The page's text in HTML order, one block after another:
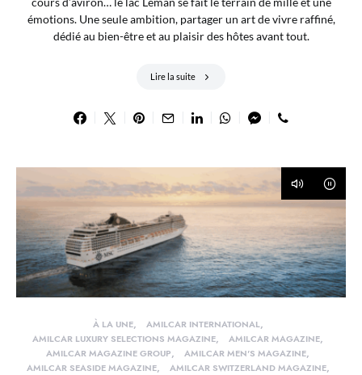
émotions. Une seule ambition, partager un art de vivre raffiné,
dédié au bien-être et au plaisir des hôtes avant tout.
Lire la suite
À LA UNE
AMILCAR INTERNATIONAL
AMILCAR LUXURY SELECTIONS MAGAZINE
AMILCAR MAGAZINE
AMILCAR MAGAZINE GROUP
AMILCAR MEN'S MAGAZINE
AMILCAR SEASIDE MAGAZINE
AMILCAR SWITZERLAND MAGAZINE